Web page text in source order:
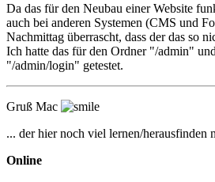
Da das für den Neubau einer Website
auch bei anderen Systemen (CMS und
Nachmittag überrascht, dass der das so
Ich hatte das für den Ordner "/admin"
"/admin/login" getestet.
Gruß Mac
... der hier noch viel lernen/herausfinden
Online